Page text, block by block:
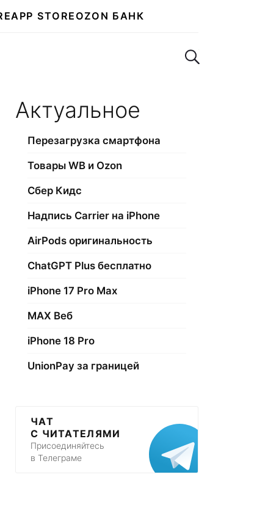
APP STORE OZON БАНК
Поиск по сайту
Актуальное
Перезагрузка смартфона
Товары WB и Ozon
Сбер Кидс
Надпись Carrier на iPhone
AirPods оригинальность
ChatGPT Plus бесплатно
iPhone 17 Pro Max
МАХ Веб
iPhone 18 Pro
UnionPay за границей
ЧАТ
С ЧИТАТЕЛЯМИ
Присоединяйтесь
в Телеграме